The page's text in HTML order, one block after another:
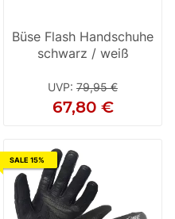
Büse Flash Handschuhe
schwarz / weiß
UVP: 79,95 €
67,80 €
SALE 15%